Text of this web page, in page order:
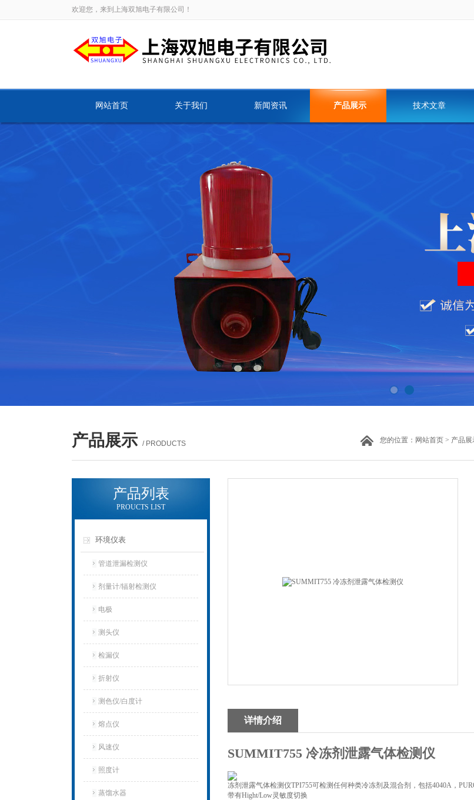
欢迎您，来到上海双旭电子有限公司！
网站首页 关于我们 新闻资讯 产品展示 技术文章
产品展示 / PRODUCTS 您的位置： 网站首页 > 产品展
产品列表
PROUCTS LIST
环境仪表
管道泄漏检测仪
剂量计/辐射检测仪
电极
测头仪
检漏仪
折射仪
测色仪/白度计
熔点仪
风速仪
照度计
蒸馏水器
详情介绍
SUMMIT755 冷冻剂泄露气体检测仪
冻剂泄露气体检测仪TPI755可检测任何种类冷冻剂及混合剂，包括4040A，
带有Hight/Low灵敏度切换